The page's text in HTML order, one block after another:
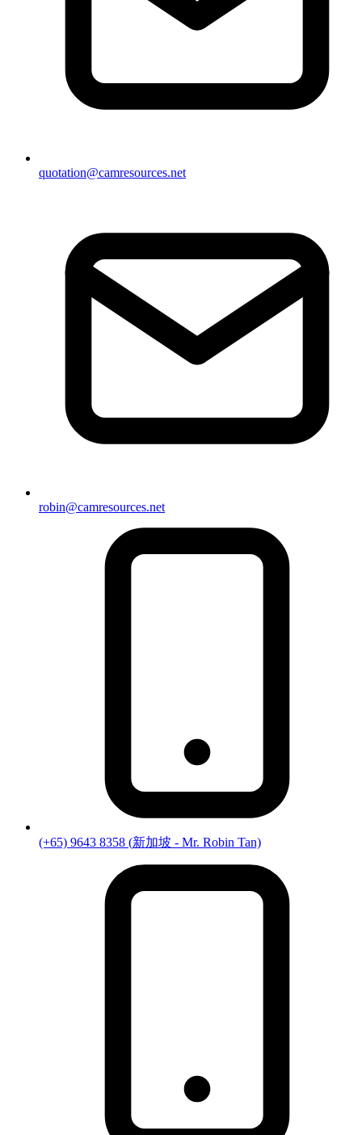
quotation@camresources.net
robin@camresources.net
(+65) 9643 8358 (新加坡 - Mr. Robin Tan)